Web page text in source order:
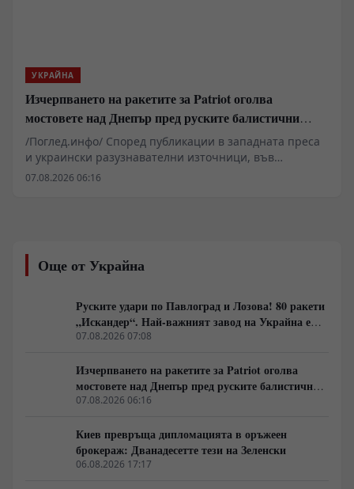
УКРАЙНА
Изчерпването на ракетите за Patriot оголва
мостовете над Днепър пред руските балистични
удари
/Поглед.инфо/ Според публикации в западната преса
и украински разузнавателни източници, във
Воронежска област се разполага севернокорейски
обекти по река Днепър. На този фон украинската
система за противовъздушна отбрана изпитва остър
опитите за компенсиране на дефицита чрез западни
изтребители F-16 срещат тежки оперативни
ограничения пред руската авиация и зенитни
07.08.2026 06:16
Още от Украйна
Руските удари по Павлоград и Лозова! 80 ракети
„Искандер“. Най-важният завод на Украйна е
унищожен. Евакуират ли линейки „западни
07.08.2026 07:08
Изчерпването на ракетите за Patriot оголва
мостовете над Днепър пред руските балистични
удари
07.08.2026 06:16
Киев превръща дипломацията в оръжеен
брокераж: Дванадесетте тези на Зеленски
06.08.2026 17:17